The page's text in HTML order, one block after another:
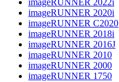
imageRUNNER 2020i
imageRUNNER C2020
imageRUNNER 2018i
imageRUNNER 2016J
imageRUNNER 2010
imageRUNNER 2000
imageRUNNER 1750